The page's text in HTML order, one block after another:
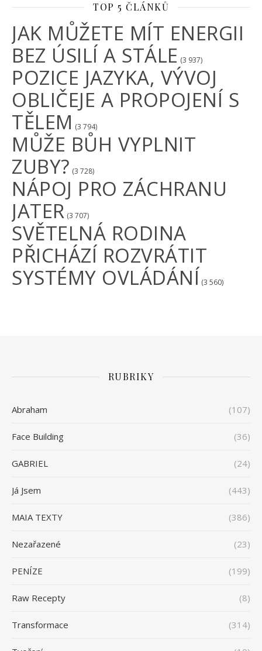
TOP 5 ČLÁNKŮ
JAK MŮŽETE MÍT ENERGII
BEZ ÚSILÍ A STÁLE (3 937)
POZICE JAZYKA, VÝVOJ
OBLIČEJE A PROPOJENÍ S
TĚLEM (3 794)
MŮŽE BŮH VYPLNIT
ZUBY? (3 728)
NÁPOJ PRO ZÁCHRANU
JATER (3 707)
SVĚTELNÁ RODINA
PŘICHÁZÍ ROZVRÁTIT
SYSTÉMY OVLÁDÁNÍ (3 560)
RUBRIKY
Abraham (107)
Face Building (36)
GABRIEL (24)
Já Jsem (443)
MAIA TEXTY (386)
Nezařazené (23)
PENÍZE (199)
Raw Recepty (8)
Transformace (314)